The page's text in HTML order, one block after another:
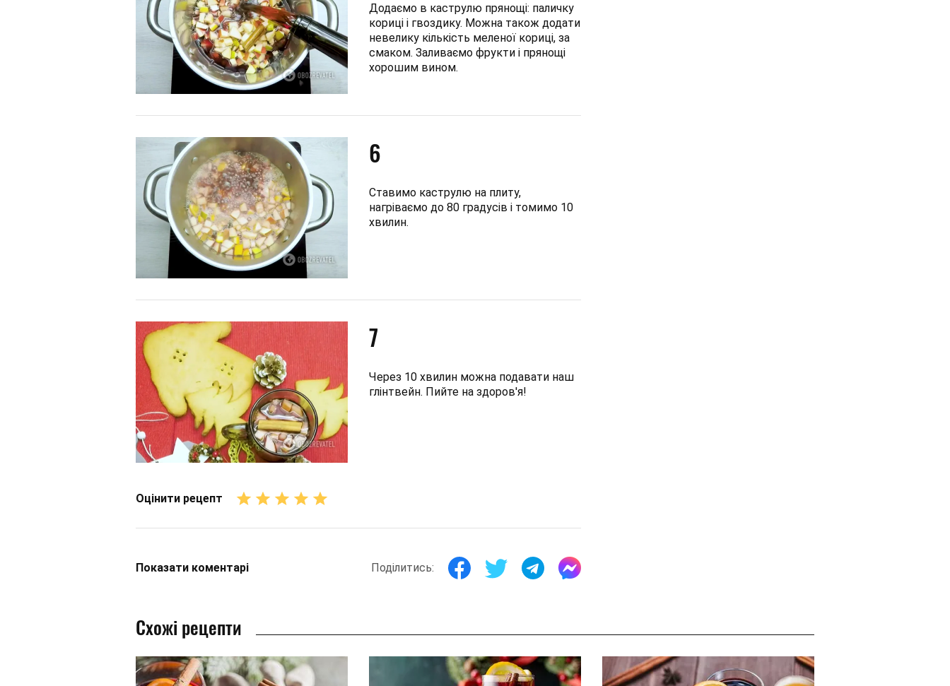
Додаємо в каструлю прянощі: паличку
кориці і гвоздику. Можна також додати
невелику кількість меленої кориці, за
смаком. Заливаємо фрукти і прянощі
хорошим вином.
6
Ставимо каструлю на плиту,
нагріваємо до 80 градусів і томимо 10
хвилин.
7
Через 10 хвилин можна подавати наш
глінтвейн. Пийте на здоров'я!
Оцінити рецепт
Показати коментарі Поділитись:
Схожі рецепти